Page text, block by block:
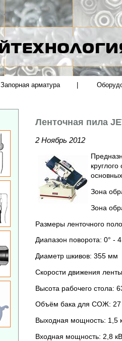
Запорная арматура
Ленточная пила
2 Ноябрь 2012
Зона
Зона
Размеры ленточного
Диапазон поворота: 0° -
Диаметр шкивов: 355 мм
Скорости движения
Высота рабочего стола:
Объём бака для СОЖ: 27
Выходная мощность: 1,5
Входная мощность: 2,8